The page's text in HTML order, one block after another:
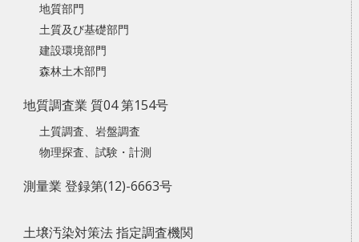
地質部門
土質及び基礎部門
建設環境部門
森林土木部門
地質調査業 質04 第154号
土質調査、岩盤調査
物理探査、試験・計測
測量業 登録第(12)-6663号
土壌汚染対策法 指定調査機関